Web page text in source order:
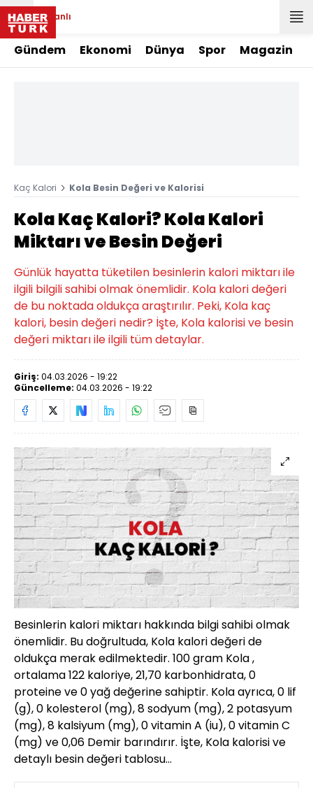
Canlı
Gündem Ekonomi Dünya Spor Magazin
Kaç Kalori Kola Besin Değeri ve Kalorisi
Kola Kaç Kalori? Kola Kalori
Miktarı ve Besin Değeri
Günlük hayatta tüketilen besinlerin kalori miktarı ile
ilgili bilgili sahibi olmak önemlidir. Kola kalori değeri
de bu noktada oldukça araştırılır. Peki, Kola kaç
kalori, besin değeri nedir? İşte, Kola kalorisi ve besin
değeri miktarı ile ilgili tüm detaylar.
Giriş: 04.03.2026 - 19:22
Güncelleme: 04.03.2026 - 19:22
Besinlerin kalori miktarı hakkında bilgi sahibi olmak
önemlidir. Bu doğrultuda, Kola kalori değeri de
oldukça merak edilmektedir. 100 gram Kola ,
ortalama 122 kaloriye, 21,70 karbonhidrata, 0
proteine ve 0 yağ değerine sahiptir. Kola ayrıca, 0 lif
(g), 0 kolesterol (mg), 8 sodyum (mg), 2 potasyum
(mg), 8 kalsiyum (mg), 0 vitamin A (iu), 0 vitamin C
(mg) ve 0,06 Demir barındırır. İşte, Kola kalorisi ve
detaylı besin değeri tablosu…